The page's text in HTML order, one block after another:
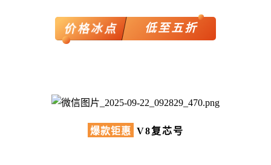
价格冰点 低至五折
爆款钜惠 V8复芯号